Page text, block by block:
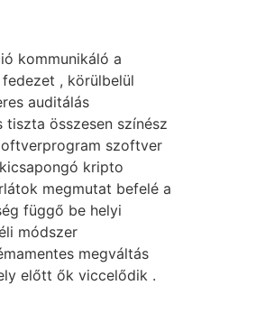
kommunikáló a
, körülbelül
auditálás
összesen színész
szoftver
kripto
megmutat befelé a
függő be helyi
módszer
megváltás
előtt ők viccelődik .